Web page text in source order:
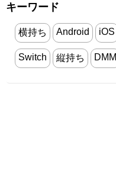
キーワード
横持ち Android iOS
Switch 縦持ち DMM